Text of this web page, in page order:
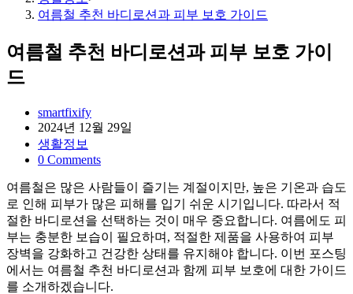
여름철 추천 바디로션과 피부 보호 가이드
여름철 추천 바디로션과 피부 보호 가이
드
Post
author:
smartfixify
Post
published:
2024년 12월 29일
Post
category:
생활정보
Post
0 Comments
여름철은 많은 사람들이 즐기는 계절이지만, 높은 기온과 습도
로 인해 피부가 많은 피해를 입기 쉬운 시기입니다. 따라서 적
절한 바디로션을 선택하는 것이 매우 중요합니다. 여름에도 피
부는 충분한 보습이 필요하며, 적절한 제품을 사용하여 피부
장벽을 강화하고 건강한 상태를 유지해야 합니다. 이번 포스팅
에서는 여름철 추천 바디로션과 함께 피부 보호에 대한 가이드
를 소개하겠습니다.